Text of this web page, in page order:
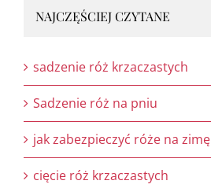
NAJCZĘŚCIEJ CZYTANE
sadzenie róż krzaczastych
Sadzenie róż na pniu
jak zabezpieczyć róże na zimę
cięcie róż krzaczastych